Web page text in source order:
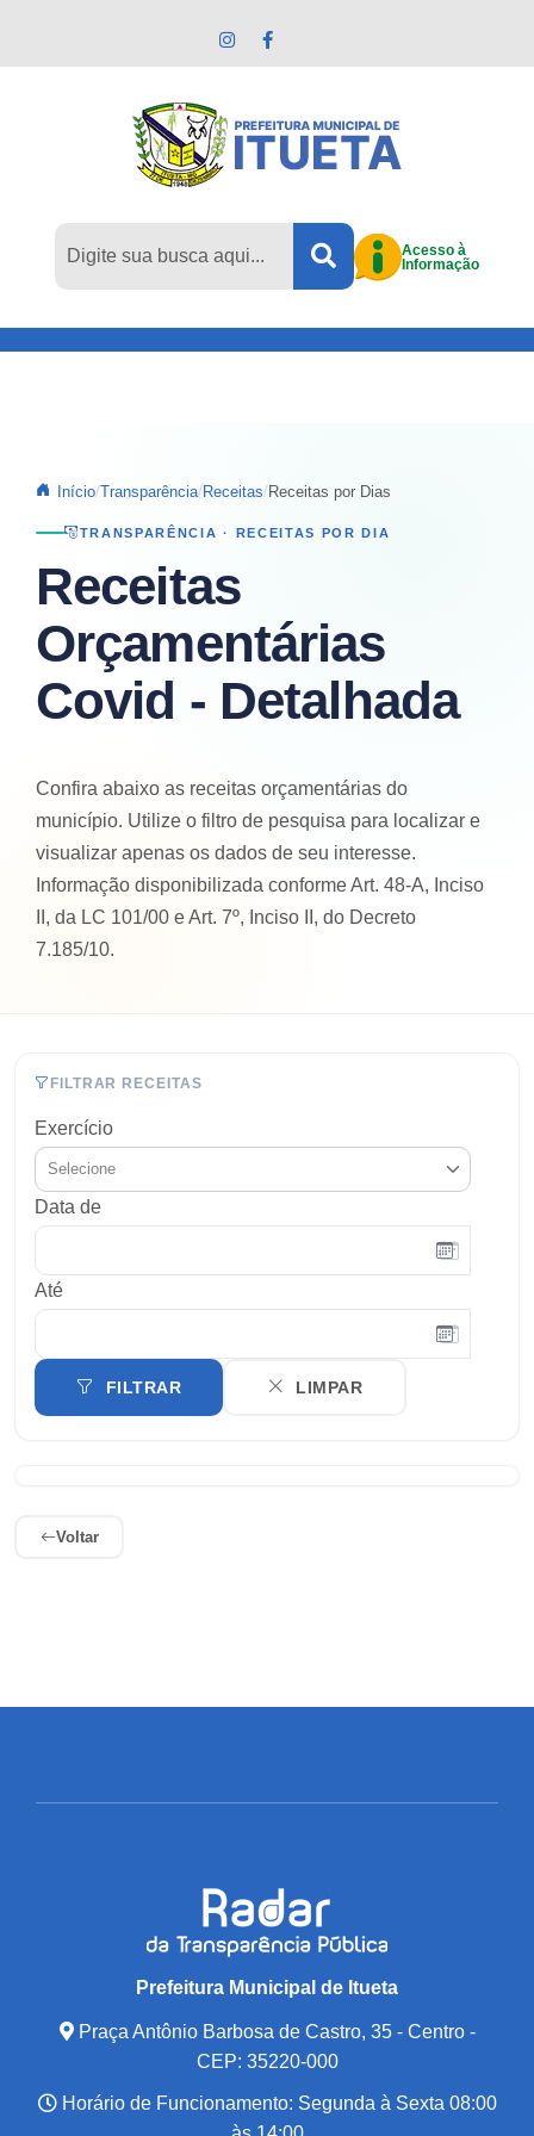
Acesso à
Informação
Início Transparência Receitas Receitas por Dias
TRANSPARÊNCIA · RECEITAS POR DIA
Receitas
Orçamentárias
Covid - Detalhada
Confira abaixo as receitas orçamentárias do
município. Utilize o filtro de pesquisa para localizar e
visualizar apenas os dados de seu interesse.
Informação disponibilizada conforme Art. 48-A, Inciso
II, da LC 101/00 e Art. 7º, Inciso II, do Decreto
7.185/10.
FILTRAR RECEITAS
Exercício
Selecione
Data de
Até
FILTRAR LIMPAR
Voltar
Prefeitura Municipal de Itueta
Praça Antônio Barbosa de Castro, 35 - Centro -
CEP: 35220-000
Horário de Funcionamento: Segunda à Sexta 08:00